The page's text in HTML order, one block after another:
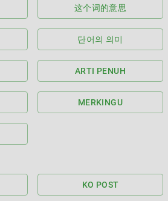
这个词的意思
단어의 의미
ARTI PENUH
MERKINGU
KO POST